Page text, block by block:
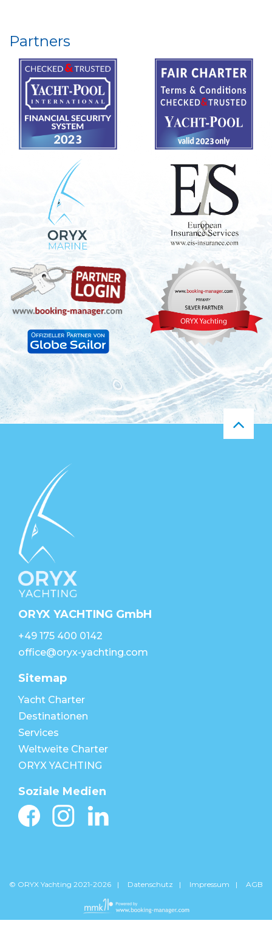
Partners
ORYX YACHTING GmbH
+49 175 400 0142
office@oryx-yachting.com
Sitemap
Yacht Charter
Destinationen
Services
Weltweite Charter
ORYX YACHTING
Soziale Medien
© ORYX Yachting 2021-2026 Datenschutz Impressum AGB